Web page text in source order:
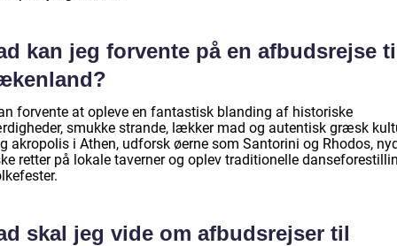
kan jeg forvente på en afbudsrejse
forvente at opleve en fantastisk blanding af historiske
smukke strande, lækker mad og autentisk græsk
akropolis i Athen, udforsk øerne som Santorini og Rhodos,
retter på lokale taverner og oplev traditionelle
skal jeg vide om afbudsrejser til